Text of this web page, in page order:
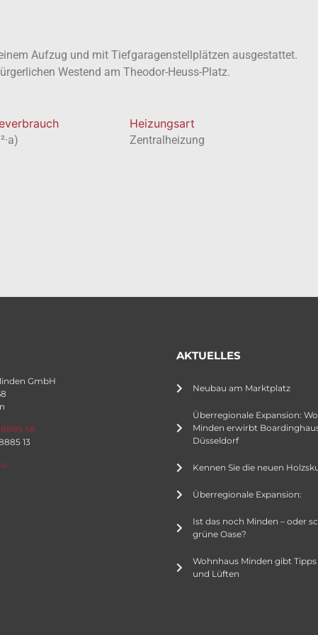
Aufzug und mit Tiefgaragenstellplätzen ausgestattet.
Westend am Theodor-Heuss-Platz.
Heizungsart
Zentralheizung
GmbH
8885 58
13
AKTUELLES
Neubau am Marktplatz
Überregionale Expansion:
Minden erwirbt
Düsseldorf
Kennen Sie die neuen
Überregionale Expansion:
Ist das noch Minden – oder
grüne Oase?
Wohnhaus Minden gibt
und Lüften